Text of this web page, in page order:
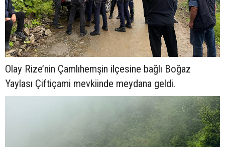
Olay Rize’nin Çamlıhemşin ilçesine bağlı Boğaz
Yaylası Çiftiçami mevkiinde meydana geldi.